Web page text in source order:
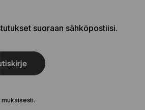
suoraan sähköpostiisi.
mukaisesti.